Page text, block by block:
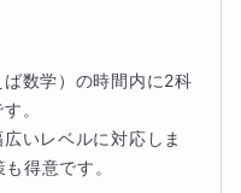
。
切にしながら
のような基本的な事項
数学）の時間内に2科
。
いレベルに対応しま
得意です。